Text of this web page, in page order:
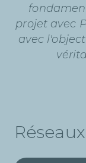
projet avec
avec